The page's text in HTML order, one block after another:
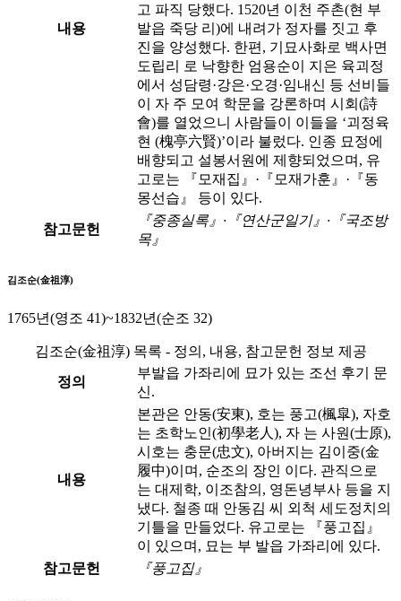
내용
고 파직 당했다. 1520년 이천 주촌(현 부
발읍 죽당 리)에 내려가 정자를 짓고 후
진을 양성했다. 한편, 기묘사화로 백사면
도립리 로 낙향한 엄용순이 지은 육괴정
에서 성담령·강은·오경·임내신 등 선비들
이 자 주 모여 학문을 강론하며 시회(詩
會)를 열었으니 사람들이 이들을 ‘괴정육
현 (槐亭六賢)’이라 불렀다. 인종 묘정에
배향되고 설봉서원에 제향되었으며, 유
고로는 『모재집』·『모재가훈』·『동
몽선습』 등이 있다.
참고문헌
『중종실록』·『연산군일기』·『국조방
목』
김조순(金祖淳)
1765년(영조 41)~1832년(순조 32)
김조순(金祖淳) 목록 - 정의, 내용, 참고문헌 정보 제공
정의
부발읍 가좌리에 묘가 있는 조선 후기 문
신.
내용
본관은 안동(安東), 호는 풍고(楓皐), 자호
는 초학노인(初學老人), 자 는 사원(士原),
시호는 충문(忠文), 아버지는 김이중(金
履中)이며, 순조의 장인 이다. 관직으로
는 대제학, 이조참의, 영돈녕부사 등을 지
냈다. 철종 때 안동김 씨 외척 세도정치의
기틀을 만들었다. 유고로는 『풍고집』
이 있으며, 묘는 부 발읍 가좌리에 있다.
참고문헌
『풍고집』